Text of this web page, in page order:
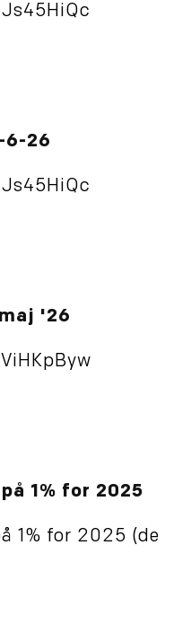
6-26
'26
1% for 2025
1% for 2025 (de